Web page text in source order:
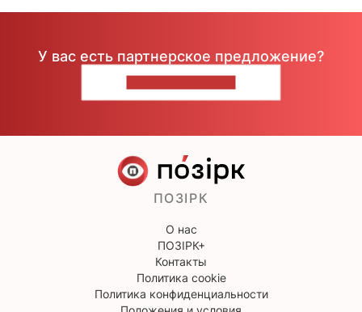
У вас есть партнерское предложение?
ПОЗІРК
О нас
ПОЗІРК+
Контакты
Политика cookie
Политика конфиденциальности